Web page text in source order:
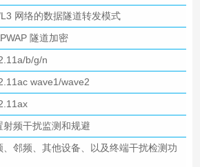
网络的数据隧道转发模式
隧道加密
b/g/n
wave1/wave2
射频干扰监测和规避
、邻频、其他设备、以及终端干扰检测功